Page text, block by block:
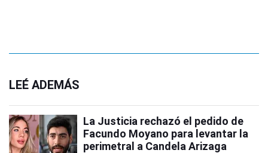
LEÉ ADEMÁS
La Justicia rechazó el pedido de
Facundo Moyano para levantar la
perimetral a Candela Arizaga